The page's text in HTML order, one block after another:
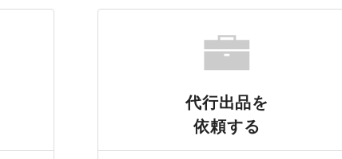
代行出品を
依頼する